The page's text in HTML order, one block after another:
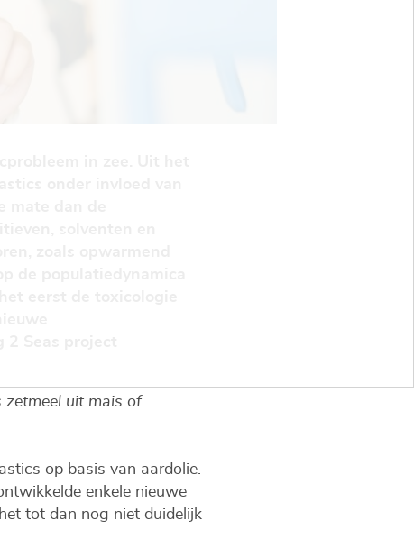
uit mais of
op basis van aardolie.
enkele nieuwe
tot dan nog niet duidelijk